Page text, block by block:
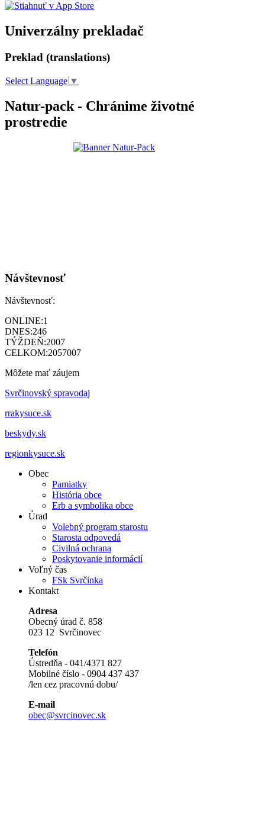
Univerzálny prekladač
Preklad (translations)
Select Language ▼
Natur-pack - Chránime životné
prostredie
Návštevnosť
Návštevnosť:
ONLINE:1
DNES:246
TÝŽDEŇ:2007
CELKOM:2057007
Môžete mať záujem
Svrčinovský spravodaj
rrakysuce.sk
beskydy.sk
regionkysuce.sk
Obec
Pamiatky
História obce
Erb a symbolika obce
Úrad
Volebný program starostu
Starosta odpovedá
Civilná ochrana
Poskytovanie informácií
Voľný čas
FSk Svrčinka
Kontakt
Adresa
Obecný úrad č. 858
023 12 Svrčinovec
Telefón
Ústredňa - 041/4371 827
Mobilné číslo - 0904 437 437
/len cez pracovnú dobu/
E-mail
obec@svrcinovec.sk